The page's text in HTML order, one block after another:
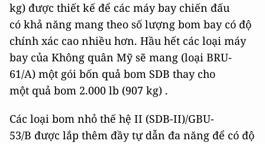
kg) được thiết kế để các máy bay chiến đấu
có khả năng mang theo số lượng bom bay có độ
chính xác cao nhiều hơn. Hầu hết các loại máy
bay của Không quân Mỹ sẽ mang (loại BRU-
61/A) một gói bốn quả bom SDB thay cho
một quả bom 2.000 lb (907 kg) .
Các loại bom nhỏ thế hệ II (SDB-II)/GBU-
53/B được lắp thêm đầy tự dẫn đa năng để có độ